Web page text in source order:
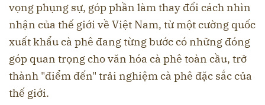
vọng phụng sự, góp phần làm thay đổi cách nhìn
nhận của thế giới về Việt Nam, từ một cường quốc
xuất khẩu cà phê đang từng bước có những đóng
góp quan trọng cho văn hóa cà phê toàn cầu, trở
thành "điểm đến" trải nghiệm cà phê đặc sắc của
thế giới.